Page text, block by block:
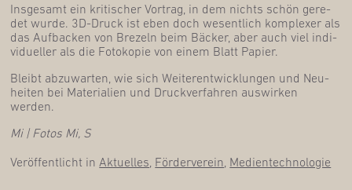
Ins­ge­samt ein kri­ti­scher Vor­trag, in dem nichts schön gere­
det wur­de. 3D-Druck ist eben doch wesent­lich kom­ple­xer als
das Auf­ba­cken von Bre­zeln beim Bäcker, aber auch viel indi­
vi­du­el­ler als die Foto­ko­pie von einem Blatt Papier.
Bleibt abzu­war­ten, wie sich Wei­ter­ent­wick­lun­gen und Neu­
hei­ten bei Mate­ria­li­en und Druck­ver­fah­ren aus­wir­ken
werden.
Mi | Fotos Mi, S
Veröffentlicht in Aktuelles Förderverein Medientechnologie